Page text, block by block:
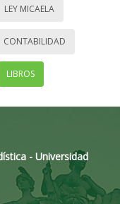
LEY MICAELA
CONTABILIDAD
LIBROS
- Universidad